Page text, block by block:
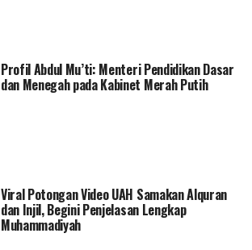
Profil Abdul Mu’ti: Menteri Pendidikan Dasar
dan Menegah pada Kabinet Merah Putih
Viral Potongan Video UAH Samakan Alquran
dan Injil, Begini Penjelasan Lengkap
Muhammadiyah